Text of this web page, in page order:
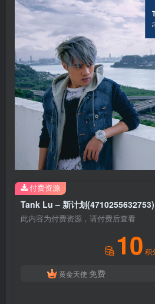
此内容为付费资源，请付费后查看
10 积
黄金天使 免费
付费资源